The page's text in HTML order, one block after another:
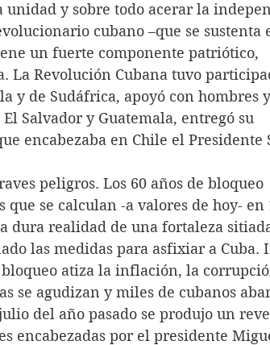
y sobre todo acerar la
cubano –que se sustenta
un fuerte componente patriótico,
Revolución Cubana tuvo
y de Sudáfrica, apoyó con hombres
Salvador y Guatemala, entregó su
encabezaba en Chile el Presidente
peligros. Los 60 años de bloqueo
se calculan -a valores de hoy- en
dura realidad de una fortaleza
las medidas para asfixiar a Cuba.
atiza la inflación, la
se agudizan y miles de cubanos
del año pasado se produjo un
encabezadas por el presidente